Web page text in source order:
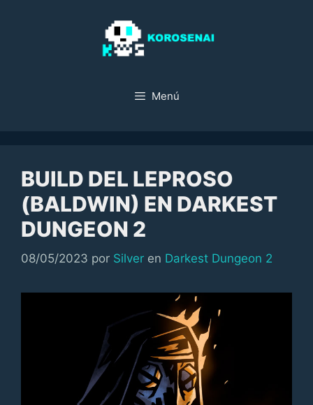
Menú
BUILD DEL LEPROSO
(BALDWIN) EN DARKEST
DUNGEON 2
08/05/2023 por Silver en Categorías
Darkest Dungeon 2